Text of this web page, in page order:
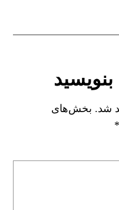
بنویسید
شد. بخش‌های
*